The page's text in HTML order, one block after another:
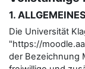
1. ALLGEMEINES
Die Universität
"https://
der Bezeichnung